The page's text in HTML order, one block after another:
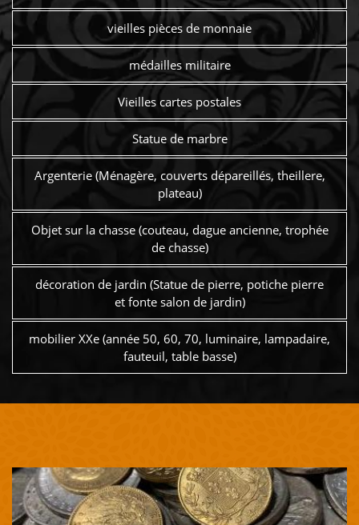
vieilles pièces de monnaie
médailles militaire
Vieilles cartes postales
Statue de marbre
Argenterie (Ménagère, couverts dépareillés, theillere,
plateau)
Objet sur la chasse (couteau, dague ancienne, trophée
de chasse)
décoration de jardin (Statue de pierre, potiche pierre
et fonte salon de jardin)
mobilier XXe (année 50, 60, 70, luminaire, lampadaire,
fauteuil, table basse)